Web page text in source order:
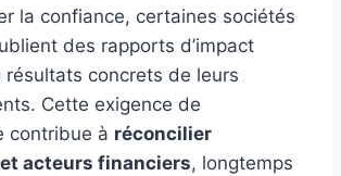
la confiance, certaines sociétés
des rapports d’impact
résultats concrets de leurs
Cette exigence de
contribue à réconcilier
acteurs financiers, longtemps